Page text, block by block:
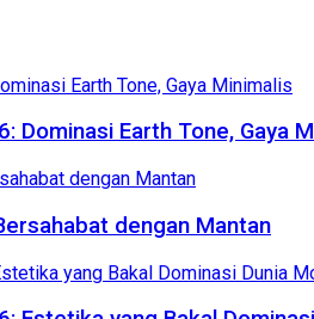
Dominasi Earth Tone, Gaya
dengan Mantan